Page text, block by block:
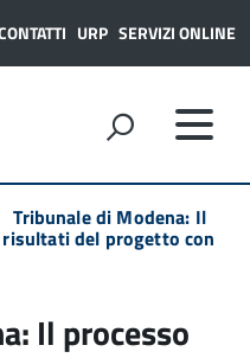
URP SERVIZI ONLINE
Tribunale di Modena: Il
risultati del progetto con
Il processo